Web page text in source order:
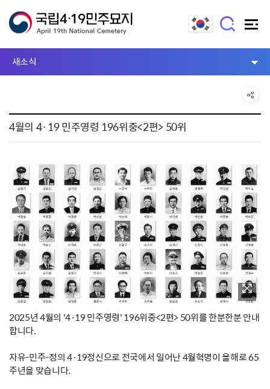
새소식
4월의 4·19 민주영령 196위중<2편> 50위
2025년 4월의 '4·19 민주영령' 196위중<2편> 50위를 한분한분 안내
합니다.
자유-민주-정의 4·19정신으로 전국에서 일어난 4월혁명이 올해로 65
주년을 맞습니다.